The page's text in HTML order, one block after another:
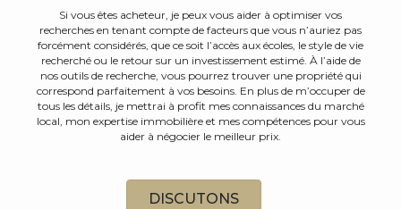
Si vous êtes acheteur, je peux vous aider à optimiser vos
recherches en tenant compte de facteurs que vous n’auriez pas
forcément considérés, que ce soit l’accès aux écoles, le style de vie
recherché ou le retour sur un investissement estimé. À l’aide de
nos outils de recherche, vous pourrez trouver une propriété qui
correspond parfaitement à vos besoins. En plus de m’occuper de
tous les détails, je mettrai à profit mes connaissances du marché
local, mon expertise immobilière et mes compétences pour vous
aider à négocier le meilleur prix.
DISCUTONS